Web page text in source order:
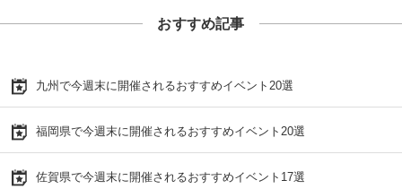
おすすめ記事
九州で今週末に開催されるおすすめイベント20選
福岡県で今週末に開催されるおすすめイベント20選
佐賀県で今週末に開催されるおすすめイベント17選